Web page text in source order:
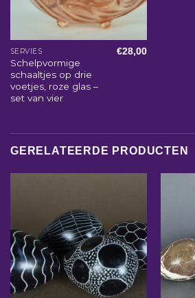
SERVIES
Schelpvormige
schaaltjes op drie
voetjes, roze glas –
set van vier
€28,00
GERELATEERDE PRODUCTEN